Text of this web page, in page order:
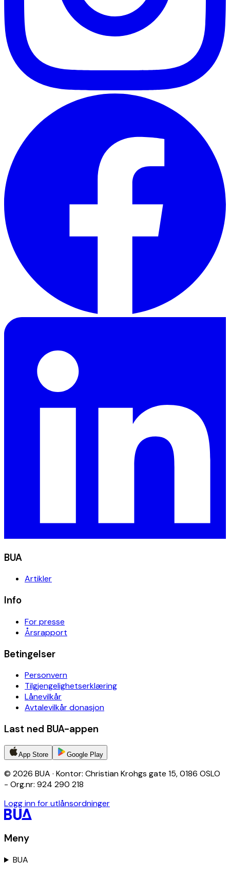
BUA
Artikler
Info
For presse
Årsrapport
Betingelser
Personvern
Tilgjengelighetserklæring
Lånevilkår
Avtalevilkår donasjon
Last ned BUA-appen
App Store Google Play
© 2026 BUA · Kontor: Christian Krohgs gate 15, 0186 OSLO
- Org.nr: 924 290 218
Logg inn for utlånsordninger
Meny
BUA